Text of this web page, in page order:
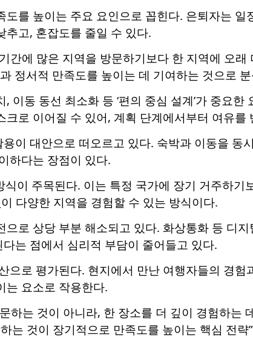
를 높이는 주요 요인으로 꼽힌다. 은퇴자는 일
추고, 혼잡도를 줄일 수 있다.
간에 많은 지역을 방문하기보다 한 지역에 오래
정서적 만족도를 높이는 데 기여하는 것으로
이동 동선 최소화 등 ‘편의 중심 설계’가 중요한
로 이어질 수 있어, 계획 단계에서부터 여유를
이 대안으로 떠오르고 있다. 숙박과 이동을 동
하다는 장점이 있다.
식이 주목된다. 이는 특정 국가에 장기 거주하기
다양한 지역을 경험할 수 있는 방식이다.
로 상당 부분 해소되고 있다. 화상통화 등 디
는 점에서 심리적 부담이 줄어들고 있다.
으로 평가된다. 현지에서 만난 여행자들의 경험
는 요소로 작용한다.
하는 것이 아니라, 한 장소를 더 깊이 경험하는
는 것이 장기적으로 만족도를 높이는 핵심 전략